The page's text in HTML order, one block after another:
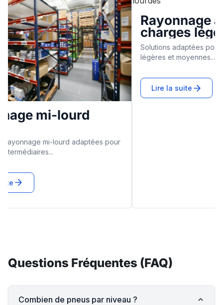
atelier
légères et mi-
pour le stockage de charges
Rayonnage
bureau
Systèmes de rangement
documents et archives...
Lire la suite
Questions Fréquentes (FAQ)
Combien de pneus par niveau ?